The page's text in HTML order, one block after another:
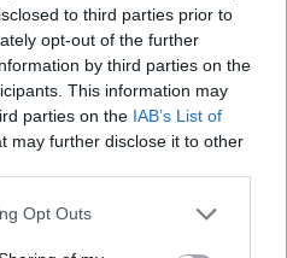
to third parties prior to
opt-out of the further
by third parties on the
This information may
parties on the IAB’s List of
may further disclose it to other
Opt Outs
#9